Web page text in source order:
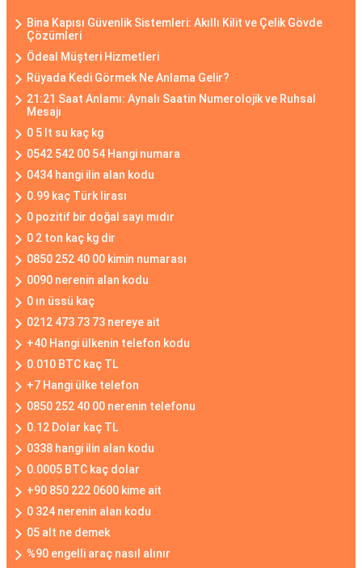
Bina Kapısı Güvenlik Sistemleri: Akıllı Kilit ve Çelik Gövde
Çözümleri
Ödeal Müşteri Hizmetleri
Rüyada Kedi Görmek Ne Anlama Gelir?
21:21 Saat Anlamı: Aynalı Saatin Numerolojik ve Ruhsal
Mesajı
0 5 lt su kaç kg
0542 542 00 54 Hangi numara
0434 hangi ilin alan kodu
0.99 kaç Türk lirası
0 pozitif bir doğal sayı mıdır
0 2 ton kaç kg dir
0850 252 40 00 kimin numarası
0090 nerenin alan kodu
0 ın üssü kaç
0212 473 73 73 nereye ait
+40 Hangi ülkenin telefon kodu
0.010 BTC kaç TL
+7 Hangi ülke telefon
0850 252 40 00 nerenin telefonu
0.12 Dolar kaç TL
0338 hangi ilin alan kodu
0.0005 BTC kaç dolar
+90 850 222 0600 kime ait
0 324 nerenin alan kodu
05 alt ne demek
%90 engelli araç nasıl alınır